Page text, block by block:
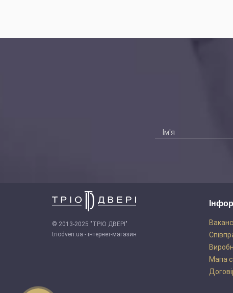
© 2013-2025 "ТРІО ДВЕРІ"
triodveri.ua - інтернет-магазин
Мапа